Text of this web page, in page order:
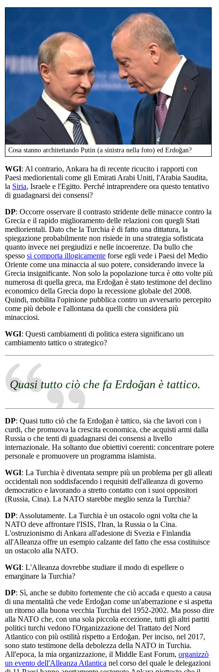
Cosa stanno architettando Putin (a sinistra nella foto) ed Erdoğan?
WGI: Al contrario, Ankara ha di recente ricucito i rapporti con
Paesi mediorientali come gli Emirati Arabi Uniti, l'Arabia Saudita,
la Siria, Israele e l'Egitto. Perché intraprendere ora questo tentativo
di guadagnarsi dei consensi?
DP: Occorre osservare il contrasto stridente delle minacce contro la
Grecia e il rapido miglioramento delle relazioni con quegli Stati
mediorientali. Dato che la Turchia è di fatto una dittatura, la
spiegazione probabilmente non risiede in una strategia sofisticata
quanto invece nei pregiudizi e nelle incoerenze. Da bullo che
spesso si comporta illogicamente forse egli vede i Paesi del Medio
Oriente come una minaccia al suo potere, considerando invece la
Grecia insignificante. Non solo la popolazione turca è otto volte più
numerosa di quella greca, ma Erdoğan è stato testimone del declino
economico della Grecia dopo la recessione globale del 2008.
Quindi, mobilita l'opinione pubblica contro un avversario percepito
come più debole e l'allontana da quelli che considera più
minacciosi.
WGI: Questi cambiamenti di politica estera significano un
cambiamento tattico o strategico?
Quasi tutto ciò che fa Erdoğan è tattico.
DP: Quasi tutto ciò che fa Erdoğan è tattico, sia che lavori con i
curdi, che promuova la crescita economica, che acquisti armi dalla
Russia o che tenti di guadagnarsi dei consensi a livello
internazionale. Ha soltanto due obiettivi coerenti: concentrare potere
personale e promuovere un programma islamista.
WGI: La Turchia è diventata sempre più un problema per gli alleati
occidentali non soddisfacendo i requisiti dell'alleanza di governo
democratico e lavorando a stretto contatto con i suoi oppositori
(Russia, Cina). La NATO starebbe meglio senza la Turchia?
DP: Assolutamente. La Turchia è un ostacolo ogni volta che la
NATO deve affrontare l'ISIS, l'Iran, la Russia o la Cina.
L'ostruzionismo di Ankara all'adesione di Svezia e Finlandia
all'Alleanza offre un esempio calzante del fatto che essa costituisce
un ostacolo alla NATO.
WGI: L'Alleanza dovrebbe studiare il modo di espellere o
emarginare la Turchia?
DP: Sì, anche se dubito fortemente che ciò accada e questo a causa
di una mentalità che vede Erdoğan come un'aberrazione e si aspetta
un ritorno alla buona vecchia Turchia del 1952-2002. Ma posso dire
alla NATO che, con una sola piccola eccezione, tutti gli altri partiti
politici turchi vedono l'Organizzazione del Trattato del Nord
Atlantico con più ostilità rispetto a Erdoğan. Per inciso, nel 2017,
sono stato testimone della debolezza della NATO in Turchia.
All'epoca, la mia organizzazione, il Middle East Forum, organizzò
un evento dell'Alleanza Atlantica nel corso del quale le delegazioni